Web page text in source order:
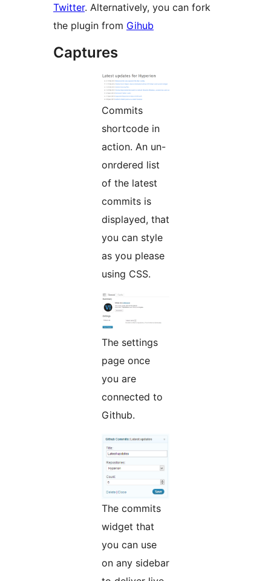
Twitter. Alternatively, you can fork
the plugin from Gihub
Captures
Commits
shortcode in
action. An un-
onrdered list
of the latest
commits is
displayed, that
you can style
as you please
using CSS.
The settings
page once
you are
connected to
Github.
The commits
widget that
you can use
on any sidebar